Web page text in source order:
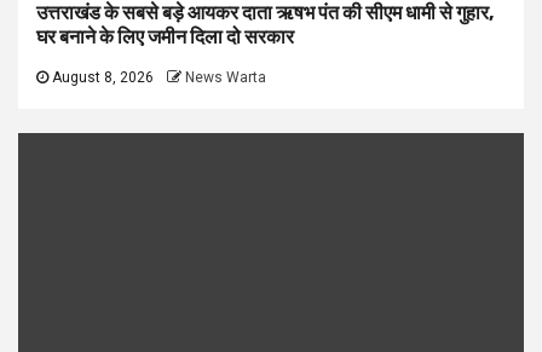
उत्तराखंड के सबसे बड़े आयकर दाता ऋषभ पंत की सीएम धामी से गुहार,
घर बनाने के लिए जमीन दिला दो सरकार
August 8, 2026 News Warta